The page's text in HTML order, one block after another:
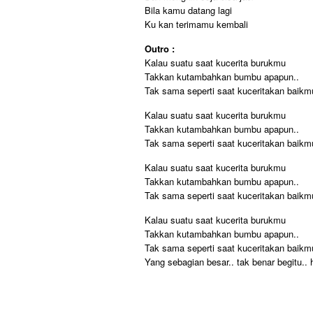
Bila kamu datang lagi
Ku kan terimamu kembali
Outro :
Kalau suatu saat kucerita burukmu
Takkan kutambahkan bumbu apapun..
Tak sama seperti saat kuceritakan
Kalau suatu saat kucerita burukmu
Takkan kutambahkan bumbu apapun..
Tak sama seperti saat kuceritakan
Kalau suatu saat kucerita burukmu
Takkan kutambahkan bumbu apapun..
Tak sama seperti saat kuceritakan
Kalau suatu saat kucerita burukmu
Takkan kutambahkan bumbu apapun..
Tak sama seperti saat kuceritakan
Yang sebagian besar.. tak benar begitu..